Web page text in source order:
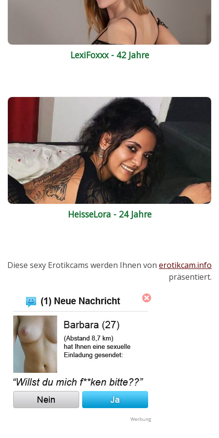
LexiFoxxx - 42 Jahre
HeisseLora - 24 Jahre
Diese sexy Erotikcams werden Ihnen von erotikcam.info
präsentiert.